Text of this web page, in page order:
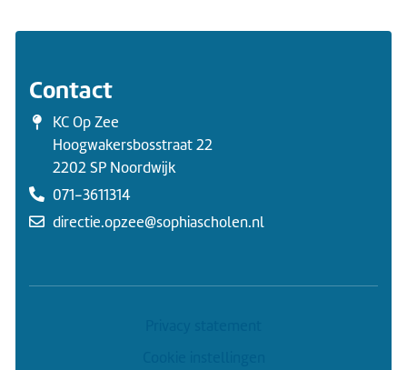
Contact
KC Op Zee
Hoogwakersbosstraat 22
2202 SP Noordwijk
071-3611314
directie.opzee@sophiascholen.nl